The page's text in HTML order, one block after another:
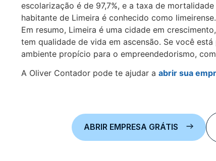
escolarização é de 97,7%, e a taxa de
habitante de Limeira é conhecido como limeirense.
Em resumo, Limeira é uma cidade em
tem qualidade de vida em ascensão. Se você
ambiente propício para o empreendedorismo,
A Oliver Contador pode te ajudar a abrir sua
ABRIR EMPRESA GRÁTIS